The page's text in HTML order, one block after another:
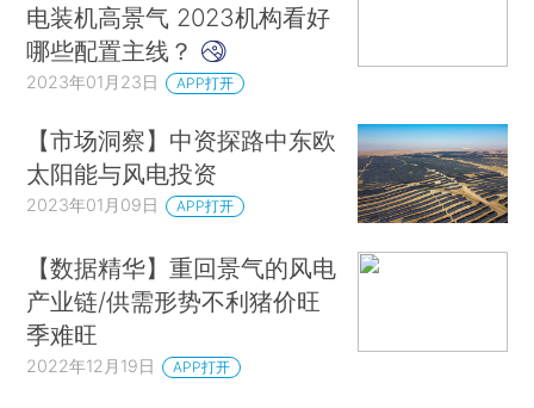
电装机高景气 2023机构看好
哪些配置主线？
2023年01月23日 APP打开
【市场洞察】中资探路中东欧
太阳能与风电投资
2023年01月09日 APP打开
【数据精华】重回景气的风电
产业链/供需形势不利猪价旺
季难旺
2022年12月19日 APP打开